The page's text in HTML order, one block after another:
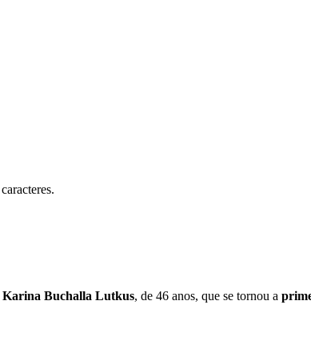
Karina Buchalla Lutkus, de 46 anos, que se tornou a